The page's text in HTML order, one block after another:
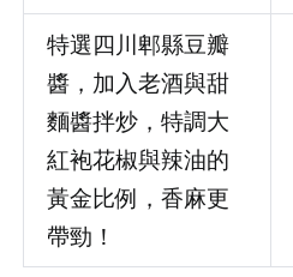
特選四川郫縣豆瓣
醬，加入老酒與甜
麵醬拌炒，特調大
紅袍花椒與辣油的
黃金比例，香麻更
帶勁！